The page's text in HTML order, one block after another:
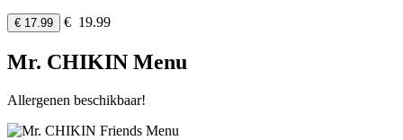
€ 17.99 € 19.99
Mr. CHIKIN Menu
Allergenen beschikbaar!